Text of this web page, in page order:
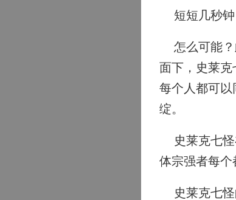
短短几秒钟
怎么可能？
面下，史莱
每个人都可
绽。
史莱克七怪
体宗强者每个
史莱克七怪